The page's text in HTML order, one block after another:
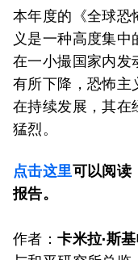
本年度的《全球恐
义是一种高度集
在一小撮国家内发
有所下降，恐怖主
在持续发展，其在
猛烈。
点击这里可以阅读
报告。
作者：卡米拉·斯